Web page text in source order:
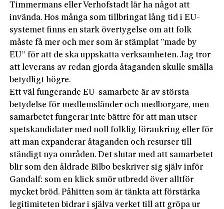
Timmermans eller Verhofstadt lär ha något att
invända. Hos många som tillbringat lång tid i EU-
systemet finns en stark övertygelse om att folk
måste få mer och mer som är stämplat ”made by
EU” för att de ska uppskatta verksamheten. Jag tror
att leverans av redan gjorda åtaganden skulle smälla
betydligt högre.
Ett väl fungerande EU-samarbete är av största
betydelse för medlemsländer och medborgare, men
samarbetet fungerar inte bättre för att man utser
spetskandidater med noll folklig förankring eller för
att man expanderar åtaganden och resurser till
ständigt nya områden. Det slutar med att samarbetet
blir som den åldrade Bilbo beskriver sig själv inför
Gandalf: som en klick smör utbredd över alltför
mycket bröd. Påhitten som är tänkta att förstärka
legitimiteten bidrar i själva verket till att gröpa ur